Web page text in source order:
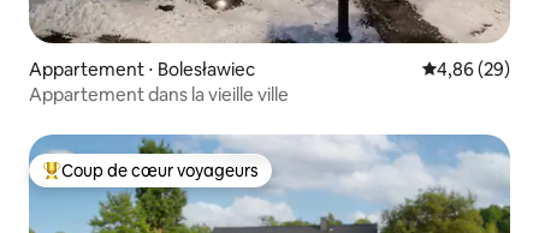
Appartement ⋅ Bolesławiec Évaluation
4,86 (29)
Appartement dans la vieille ville
Coups de cœur voyageurs les plus appréciés
Coup de cœur voyageurs